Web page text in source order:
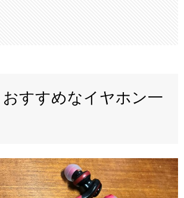
すすめなイヤホン一